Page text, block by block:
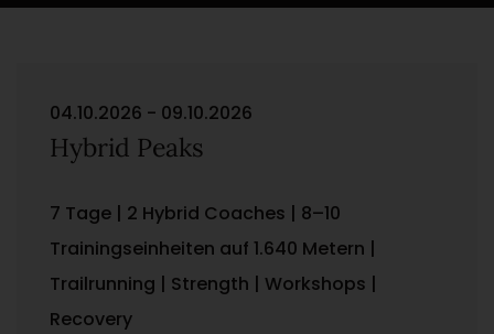
04.10.2026 - 09.10.2026
Hybrid Peaks
7 Tage | 2 Hybrid Coaches | 8–10
Trainingseinheiten auf 1.640 Metern |
Trailrunning | Strength | Workshops |
Recovery